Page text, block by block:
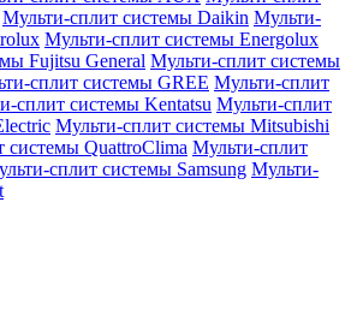
Мульти-сплит системы Daikin Мульти-
Мульти-сплит системы Energolux
Fujitsu General Мульти-сплит системы
сплит системы GREE Мульти-сплит
сплит системы Kentatsu Мульти-сплит
Мульти-сплит системы Mitsubishi
системы QuattroClima Мульти-сплит
сплит системы Samsung Мульти-